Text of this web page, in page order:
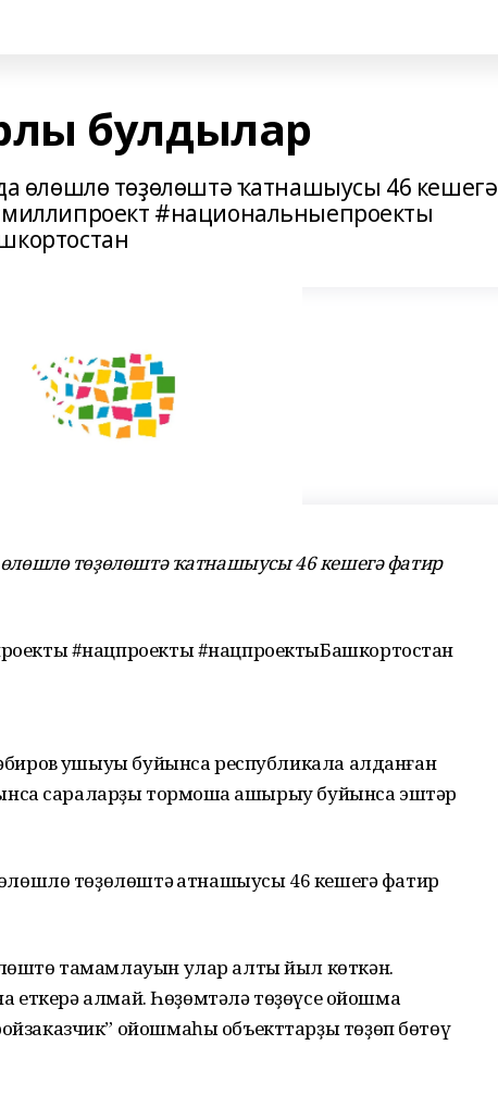
булдылар
өлөшлө төҙөлөштә ҡатнашыусы 46 кешегә
#национальныепроекты
төҙөлөштә ҡатнашыусы 46 кешегә фатир
#нацпроекты #нацпроектыБашкортостан
ҡушыуы буйынса республикала алданған
сараларҙы тормошҡа ашырыу буйынса эштәр
төҙөлөштә ҡатнашыусы 46 кешегә фатир
тамамлауын улар алты йыл көткән.
еткерә алмай. Һөҙөмтәлә төҙөүсе ойошма
ойошмаһы объекттарҙы төҙөп бөтөү